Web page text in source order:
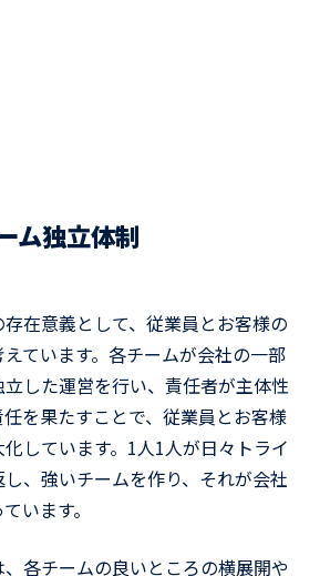
ム独立体制
在意義として、従業員とお客様の
ています。各チームが会社の一部
した運営を行い、責任者が主体性
を果たすことで、従業員とお客様
しています。1人1人が日々トライ
、強いチームを作り、それが会社
います。
各チームの良いところの横展開や